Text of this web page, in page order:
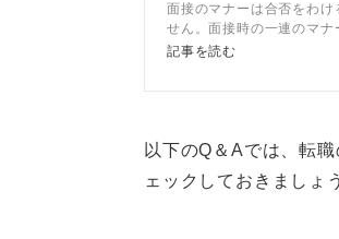
落ち着いて最終確
面接のマナーは合否をわけ
せん。面接時の一連のマ
アコンサルタントが徹底解
記事を読む
以下のQ＆Aでは、転
ェックしておきましょ